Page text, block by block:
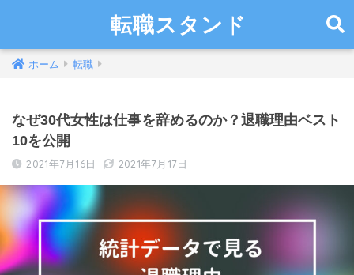
転職スタンド
ホーム 転職
なぜ30代女性は仕事を辞めるのか？退職理由ベスト
10を公開
2021年7月16日 2021年7月17日